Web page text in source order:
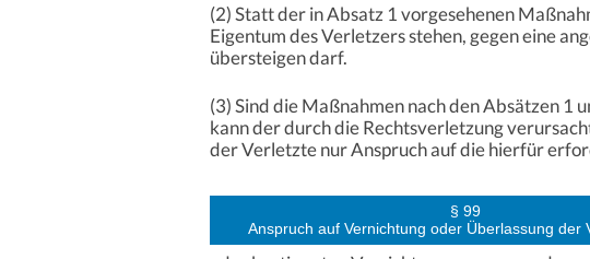
(2) Statt der in Absatz 1 vorgesehenen
Eigentum des Verletzers stehen, gegen eine
übersteigen darf.
(3) Sind die Maßnahmen nach den Absätzen
kann der durch die Rechtsverletzung
der Verletzte nur Anspruch auf die hierfür
§ 99
Anspruch auf Vernichtung oder Überlassung der